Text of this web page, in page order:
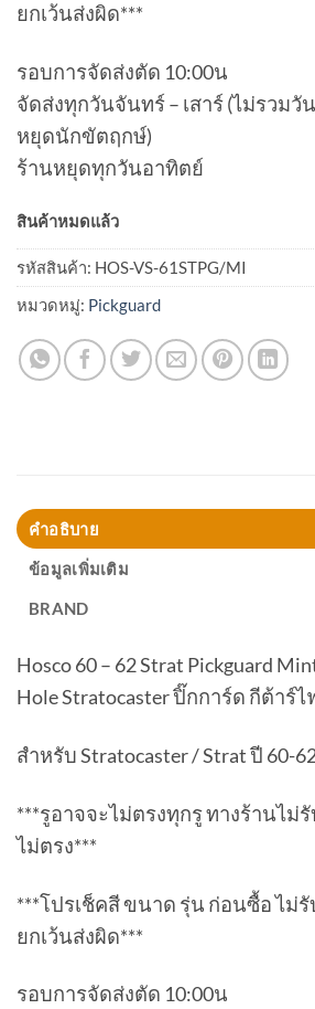
ยกเว้นส่งผิด***
รอบการจัดส่งตัด 10:00น
จัดส่งทุกวันจันทร์ – เสาร์ (ไม่รวม
หยุดนักขัตฤกษ์)
ร้านหยุดทุกวันอาทิตย์
สินค้าหมดแล้ว
รหัสสินค้า: HOS-VS-61STPG/MI
หมวดหมู่: Pickguard
คำอธิบาย
ข้อมูลเพิ่มเติม
BRAND
Hosco 60 – 62 Strat Pickguard
Hole Stratocaster ปิ๊กการ์ด กีต้าร์ไ
สำหรับ Stratocaster / Strat ปี 60-
***รูอาจจะไม่ตรงทุกรู ทางร้านไม่
ไม่ตรง***
***โปรเช็คสี ขนาด รุ่น ก่อนซื้อ ไ
ยกเว้นส่งผิด***
รอบการจัดส่งตัด 10:00น